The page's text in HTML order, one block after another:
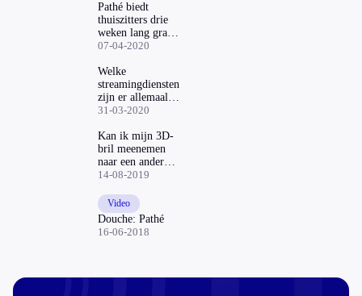
Pathé biedt
thuiszitters drie
weken lang gratis
films
07-04-2020
Welke
streamingdiensten
zijn er allemaal
in Nederland?
van Radar
31-03-2020
Kan ik mijn 3D-
bril meenemen
naar een andere
bioscoop?
14-08-2019
Video
Douche: Pathé
16-06-2018